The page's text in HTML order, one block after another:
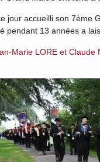
jour accueilli son 7ème
pendant 13 années a
Marie LORE et Claude